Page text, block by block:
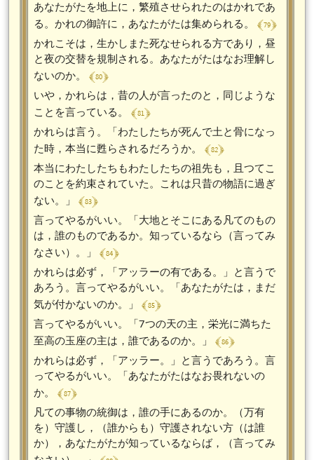
あなたがたを地上に，繁殖させられたのはかれであ
る。かれの御許に，あなたがたは集められる。 ﴾ 79 ﴿
かれこそは，生かしまた死なせられる方であり，昼
と夜の交替を規制される。あなたがたはなお理解し
ないのか。 ﴾ 80 ﴿
いや，かれらは，昔の人が言ったのと，同じような
ことを言っている。 ﴾ 81 ﴿
かれらは言う。「わたしたちが死んで土と骨になっ
た時，本当に甦らされるだろうか。 ﴾ 82 ﴿
本当にわたしたちもわたしたちの祖先も，且つてこ
のことを約束されていた。これは只昔の物語に過ぎ
ない。」 ﴾ 83 ﴿
言ってやるがいい。「大地とそこにある凡てのもの
は，誰のものであるか。知っているなら（言ってみ
なさい）。」 ﴾ 84 ﴿
かれらは必ず，「アッラーの有である。」と言うで
あろう。言ってやるがいい。「あなたがたは，まだ
気が付かないのか。」 ﴾ 85 ﴿
言ってやるがいい。「7つの天の主，栄光に満ちた
至高の玉座の主は，誰であるのか。」 ﴾ 86 ﴿
かれらは必ず，「アッラー。」と言うであろう。言
ってやるがいい。「あなたがたはなお畏れないの
か。 ﴾ 87 ﴿
凡ての事物の統御は，誰の手にあるのか。（万有
を）守護し，（誰からも）守護されない方（は誰
か），あなたがたが知っているならば，（言ってみ